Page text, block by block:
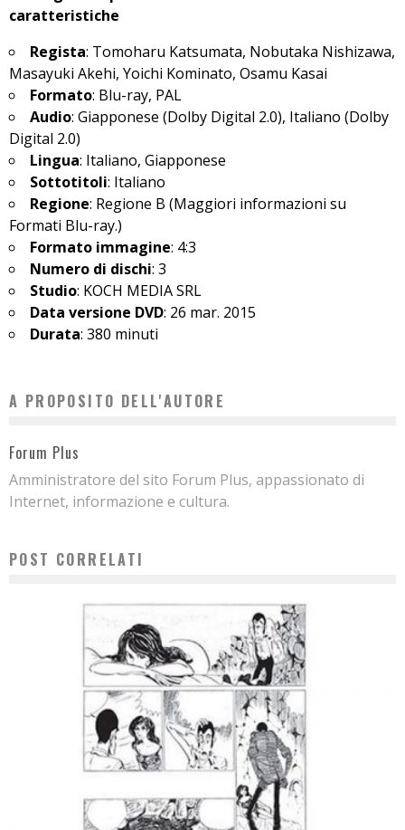
caratteristiche
Regista: Tomoharu Katsumata, Nobutaka Nishizawa,
Masayuki Akehi, Yoichi Kominato, Osamu Kasai
Formato: Blu-ray, PAL
Audio: Giapponese (Dolby Digital 2.0), Italiano (Dolby
Digital 2.0)
Lingua: Italiano, Giapponese
Sottotitoli: Italiano
Regione: Regione B (Maggiori informazioni su
Formati Blu-ray.)
Formato immagine: 4:3
Numero di dischi: 3
Studio: KOCH MEDIA SRL
Data versione DVD: 26 mar. 2015
Durata: 380 minuti
A PROPOSITO DELL'AUTORE
Forum Plus
Amministratore del sito Forum Plus, appassionato di
Internet, informazione e cultura.
POST CORRELATI